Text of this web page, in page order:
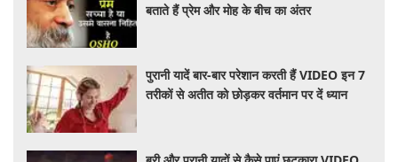
बताते हैं प्रेम और मोह के बीच का अंतर
पुरानी यादें बार-बार परेशान करती हैं VIDEO इन 7
तरीकों से अतीत को छोड़कर वर्तमान पर दें ध्यान